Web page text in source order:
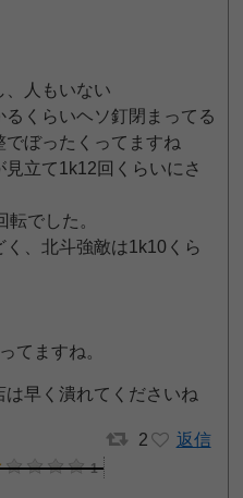
、人もいない
くらいヘソ釘閉まってる
でぼったくってますね
立て1k12回くらいにさ
でした。
、北斗強敵は1k10くら
てますね。
早く潰れてくださいね
2 返信
1